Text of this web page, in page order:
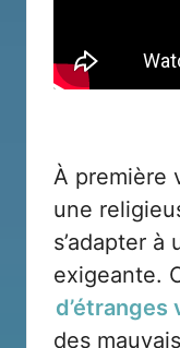
À première
une
s’adapter à
exigeante.
d’étranges
des